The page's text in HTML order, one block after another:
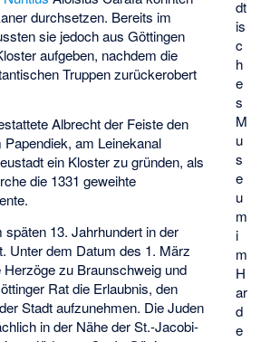
dt
is
c
h
e
s
M
u
s
e
u
m
i
m
H
ar
d
e
durchsetzen. Bereits im
sie jedoch aus Göttingen
aufgeben, nachdem die
Truppen zurückerobert
Albrecht der Feiste den
Papendiek, am Leinekanal
ein Kloster zu gründen, als
die 1331 geweihte
späten 13. Jahrhundert in der
Unter dem Datum des 1. März
Herzöge zu Braunschweig und
Rat die Erlaubnis, den
Stadt aufzunehmen. Die Juden
in der Nähe der St.-Jacobi-